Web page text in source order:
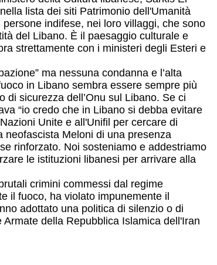
lista dei siti Patrimonio dell'Umanità
indifese, nei loro villaggi, che sono
del Libano. È il paesaggio culturale e
strettamente con i ministeri degli Esteri e
ma nessuna condanna e l’alta
in Libano sembra essere sempre più
sicurezza dell’Onu sul Libano. Se ci
“io credo che in Libano si debba evitare
Unite e all'Unifil per cercare di
Meloni di una presenza
rinforzato. Noi sosteniamo e addestriamo
le istituzioni libanesi per arrivare alla
crimini commessi dal regime
il fuoco, ha violato impunemente il
adottato una politica di silenzio o di
della Repubblica Islamica dell'Iran